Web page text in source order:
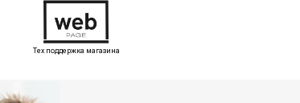
Тех поддержка магазина